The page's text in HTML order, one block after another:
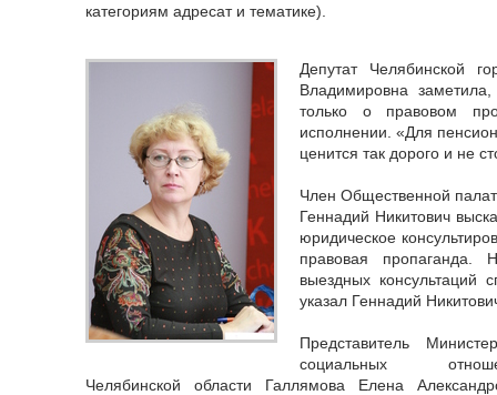
категориям адресат и тематике).
Депутат Челябинской
Владимировна
только о правовом
исполнении. «Для
ценится так дорого и не
Член Общественной
Геннадий Никитович
юридическое
правовая пропаганда.
выездных консультаций
указал Геннадий
Представитель
социальных
Челябинской области Галлямова Елена